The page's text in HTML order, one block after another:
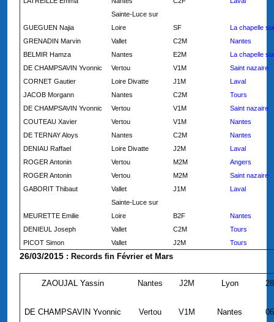
GUEGUEN Najia
Sainte-Luce sur
Loire
SF
La chapelle
GRENADIN Marvin
Vallet C2M
Nantes
BELMIR Hamza
Nantes E2M
La chapelle
DE CHAMPSAVIN Yvonnic
Vertou V1M
Saint nazaire
CORNET Gautier
Loire Divatte J1M
Laval
JACOB Morgann
Nantes C2M
Tours
DE CHAMPSAVIN Yvonnic
Vertou V1M
Saint nazaire
COUTEAU Xavier
Vertou V1M
Nantes
DE TERNAY Aloys
Nantes C2M
Nantes
DENIAU Raffael
Loire Divatte J2M
Laval
ROGER Antonin
Vertou M2M
Angers
ROGER Antonin
Vertou M2M
Saint nazaire
GABORIT Thibaut
Vallet J1M Laval
MEURETTE Emilie
Sainte-Luce sur
Loire
B2F
Nantes
DENIEUL Joseph
Vallet C2M
Tours
PICOT Simon
Vallet J2M Tours
26/03/2015 : Records fin Février et Mars
ZAOUJAL Yassin Nantes J2M Lyon
DE CHAMPSAVIN Yvonnic Vertou V1M Nantes